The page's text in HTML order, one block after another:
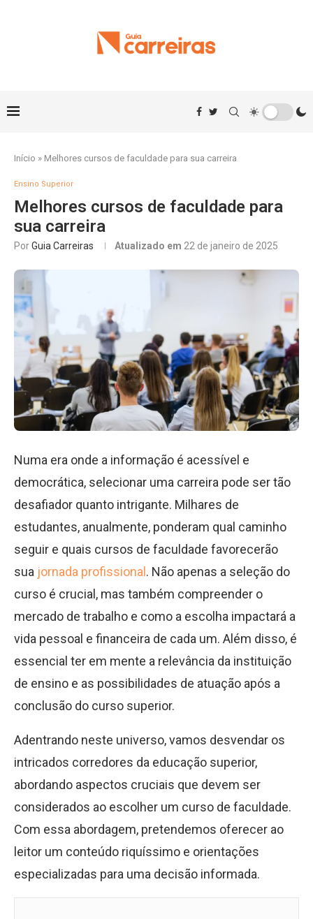
Início » Melhores cursos de faculdade para sua carreira
Ensino Superior
Melhores cursos de faculdade para
sua carreira
PorGuia Carreiras Atualizado em 22 de janeiro de 2025
Numa era onde a informação é acessível e
democrática, selecionar uma carreira pode ser tão
desafiador quanto intrigante. Milhares de
estudantes, anualmente, ponderam qual caminho
seguir e quais cursos de faculdade favorecerão
sua jornada profissional . Não apenas a seleção do
curso é crucial, mas também compreender o
mercado de trabalho e como a escolha impactará a
vida pessoal e financeira de cada um. Além disso, é
essencial ter em mente a relevância da instituição
de ensino e as possibilidades de atuação após a
conclusão do curso superior.
Adentrando neste universo, vamos desvendar os
intricados corredores da educação superior,
abordando aspectos cruciais que devem ser
considerados ao escolher um curso de faculdade.
Com essa abordagem, pretendemos oferecer ao
leitor um conteúdo riquíssimo e orientações
especializadas para uma decisão informada.